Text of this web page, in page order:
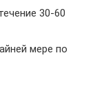
30-60
мере по